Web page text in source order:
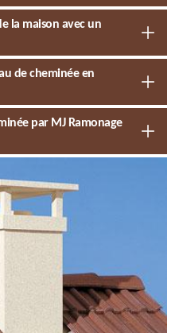
la maison avec un
de cheminée en
par MJ Ramonage